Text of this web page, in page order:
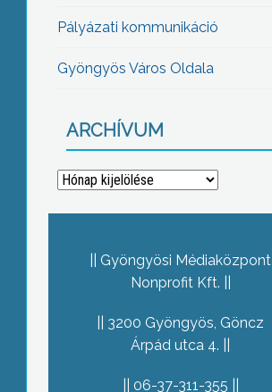
Pályázati kommunikáció
Gyöngyös Város Oldala
ARCHÍVUM
Archívum
Gyöngyösi Médiaközpont
Nonprofit Kft.
3200 Gyöngyös, Göncz
Árpád utca 4.
06-37-311-355